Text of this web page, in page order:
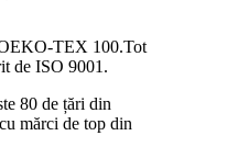
TEX 100.Tot
de ISO 9001.
80 de țări din
mărci de top din